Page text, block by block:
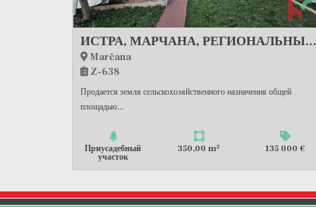
ИСТРА, МАРЧАНА, РЕГИОНАЛЬНЫЙ РЕГИОН ФЕДЕРАТИВНОЙ РЕСПУБЛИКИ ИТАЛИЯ, #ПРОИЗВЕДЕНО
Marčana
Z-638
Продается земля сельскохозяйственного назначения общей
площадью...
Приусадебный
участок
350,00 m2 135 000 €